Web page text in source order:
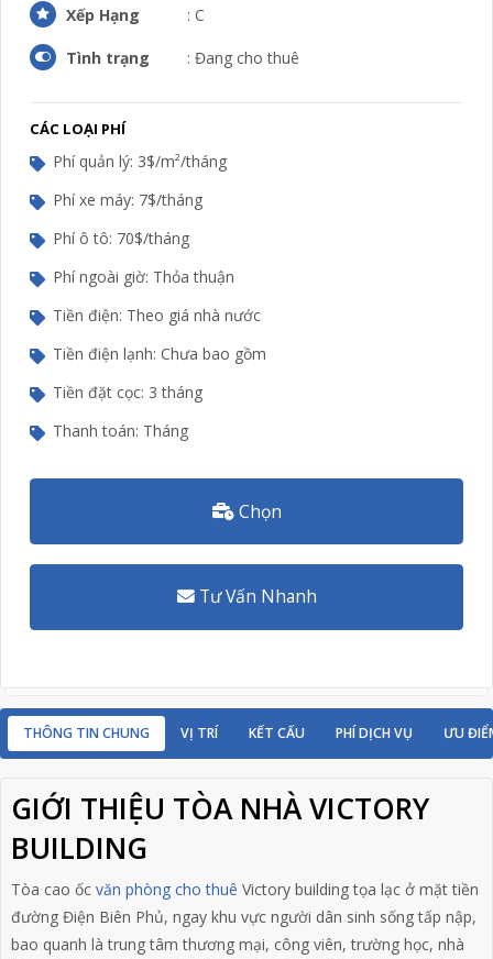
Xếp Hạng : C
Tình trạng : Đang cho thuê
CÁC LOẠI PHÍ
Phí quản lý: 3$/m²/tháng
Phí xe máy: 7$/tháng
Phí ô tô: 70$/tháng
Phí ngoài giờ: Thỏa thuận
Tiền điện: Theo giá nhà nước
Tiền điện lạnh: Chưa bao gồm
Tiền đặt cọc: 3 tháng
Thanh toán: Tháng
Chọn
Tư Vấn Nhanh
THÔNG TIN CHUNG VỊ TRÍ KẾT CẤU PHÍ DỊCH VỤ ƯU
GIỚI THIỆU TÒA NHÀ VICTORY
BUILDING
Tòa cao ốc văn phòng cho thuê Victory building tọa lạc ở mặt tiền
đường Điện Biên Phủ, ngay khu vực người dân sinh sống tấp nập,
bao quanh là trung tâm thương mại, công viên, trường học, nhà